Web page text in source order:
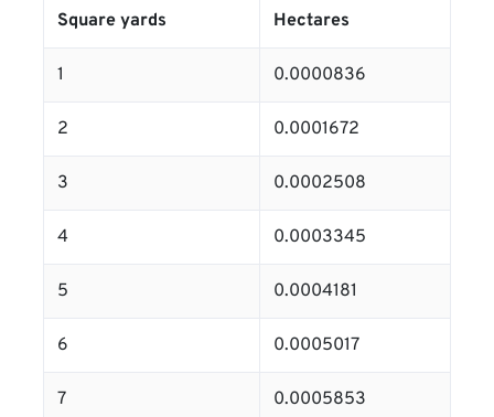
Square yards Hectares
1 0.0000836
2 0.0001672
3 0.0002508
4 0.0003345
5 0.0004181
6 0.0005017
7 0.0005853